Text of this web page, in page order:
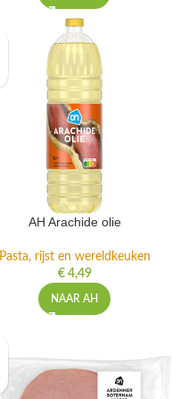
AH Arachide olie
Pasta, rijst en wereldkeuken
€4,49
NAAR AH